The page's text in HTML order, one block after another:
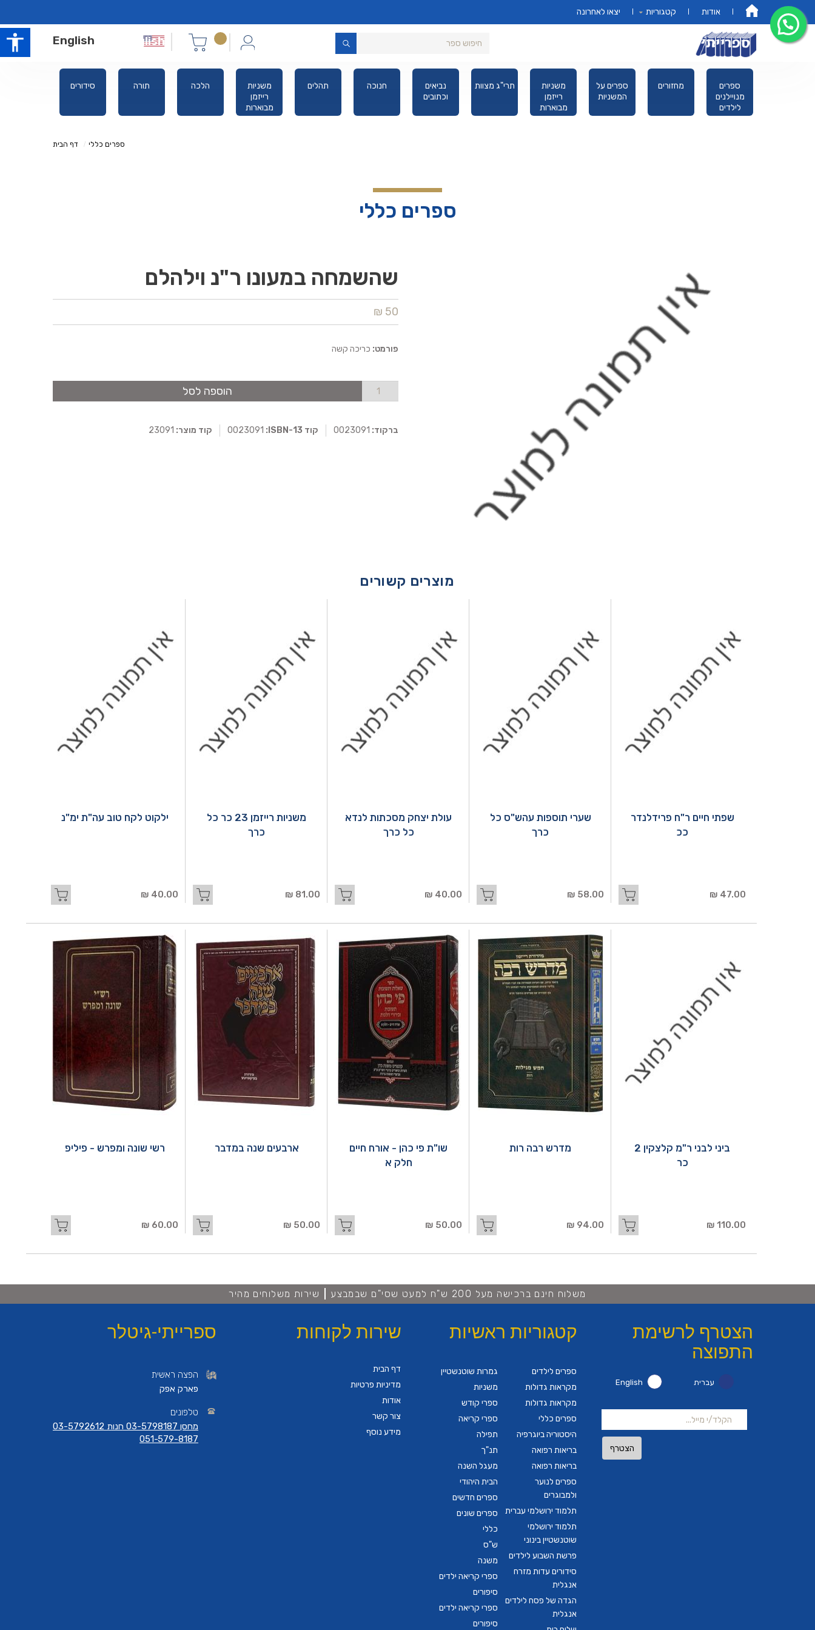
אודות קטגוריות יצאו לאחרונה
English
סידורים תורה הלכה
משניות
רייזמן
מבוארות
תהלים חנוכה
נביאים
וכתובים
תרי"ג מצוות
משניות
רייזמן
מבוארות
מהדורת כיס
ספרים על
המשניות
מחזורים
ספרים
מנויילנים
לילדים
דף הבית ספרים כללי
ספרים כללי
שהשמחה במעונו ר"נ וילהלם
50 ₪
פורמט: כריכה קשה
הוספה לסל
ברקוד: קוד ISBN-13: קוד מוצר:
מוצרים קשורים
שפתי חיים ר"ח פרידלנדר
ככ
47.00 ₪
שערי תוספות עהש"ס כל
כרך
58.00 ₪
עולת יצחק מסכתות לנדא
כל כרך
40.00 ₪
משניות רייזמן 23 כר כל
כרך
81.00 ₪
ילקוט לקח טוב עה"ת ימ"נ
40.00 ₪
ביני לבני ר"מ קלצקין 2
כר
110.00 ₪
מדרש רבה רות
94.00 ₪
שו"ת פי כהן - אורח חיים
חלק א
50.00 ₪
ארבעים שנה במדבר
50.00 ₪
רשי שונה ומפרש - פיליפ
60.00 ₪
משלוח חינם ברכישה מעל 200 ש"ח למעט שסי"ם שבמבצע שירות משלוחים מהיר
ספרייתי-גיטלר
הפצה ראשית
פארק אפק
טלפונים
מחסן 03-5798187 חנות 03-5792612
051-579-8187
הצטרף לרשימת
התפוצה
עברית English
הצטרף
קטגוריות ראשיות
גמרות שוטנשטיין
משניות
ספרי קודש
ספרי קריאה
תפילה
תנ"ך
מעגל השנה
הבית היהודי
ספרים חדשים
ספרים שונים
כללי
ש"ס
משנה
ספרי קריאה ילדים
סיפורים
ספרי קריאה ילדים
סיפורים
ספרים לילדים
מקראות גדולות
מקראות גדולות
ספרים כללי
היסטוריה ביוגרפיה
בריאות רפואה
בריאות רפואה
ספרים לנוער
ולמבוגרים
תלמוד ירושלמי עברית
תלמוד ירושלמי
שוטנשטיין בינוני
פרשת השבוע לילדים
סידורים עדות מזרח
אנגלית
הגדה של פסח לילדים
אנגלית
שירות לקוחות
דף הבית
מדיניות פרטיות
אודות
צור קשר
מידע נוסף